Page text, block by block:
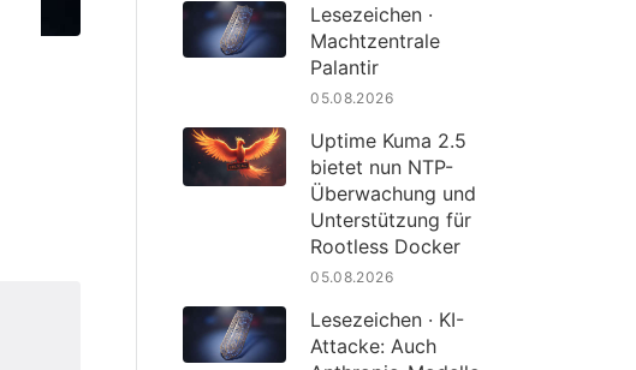
Lesezeichen ·
Machtzentrale
Palantir
05.08.2026
Uptime Kuma 2.5
bietet nun NTP-
Überwachung und
Unterstützung für
Rootless Docker
05.08.2026
Lesezeichen · KI-
Attacke: Auch